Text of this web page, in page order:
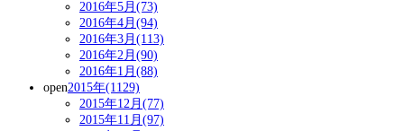
2016年5月(73)
2016年4月(94)
2016年3月(113)
2016年2月(90)
2016年1月(88)
open2015年(1129)
2015年12月(77)
2015年11月(97)